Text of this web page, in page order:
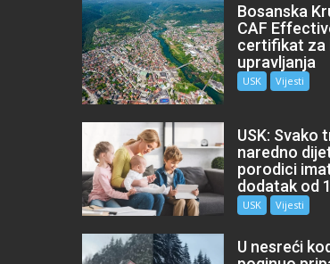
Bosanska
CAF
certifikat za
upravljanja
USK Vijesti
USK: Svako
naredno
porodici
dodatak od
USK Vijesti
U nesreći